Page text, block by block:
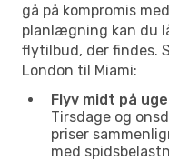
gå på kompromis
planlægning kan du
flytilbud, der findes.
London til Miami:
Flyv midt på
Tirsdage og
priser
med